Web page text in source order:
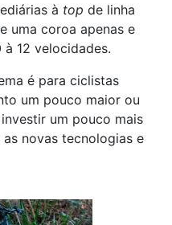
à top de linha
uma coroa apenas e
à 12 velocidades.
é para ciclistas
um pouco maior ou
um pouco mais
novas tecnologias e